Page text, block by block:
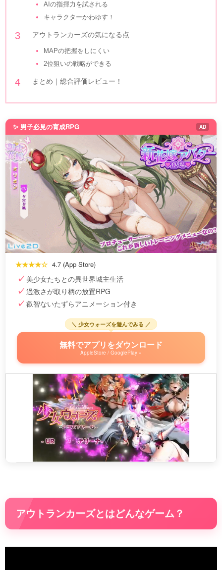
AIの指揮力を試される
キャラクターかわゆす！
アウトランカーズの気になる点
MAPの把握をしにくい
2位狙いの戦略ができる
まとめ｜総合評価レビュー！
✨ 男子必見の育成RPG AD
★★★★☆ 4.7 (App Store)
美少女たちとの異世界城主生活
過激さが取り柄の放置RPG
叡智ないたずらアニメーション付き
＼ 少女ウォーズを遊んでみる ／
無料でアプリをダウンロード
AppleStore / GooglePlay »
アウトランカーズとはどんなゲーム？